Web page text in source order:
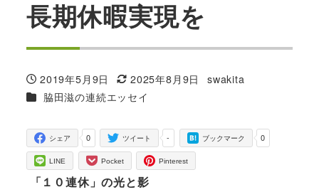
長期休暇実現を
投稿日
2019年5月9日
更新日
2025年8月9日
著
swakita
カテゴリー
脇田滋の連続エッセイ
0
シェア -
ツイート 0
ブックマーク
LINE Pocket Pinterest
「１０連休」の光と影